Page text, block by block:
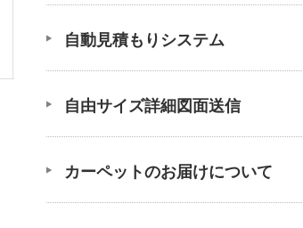
自動見積もりシステム
自由サイズ詳細図面送信
カーペットのお届けについて